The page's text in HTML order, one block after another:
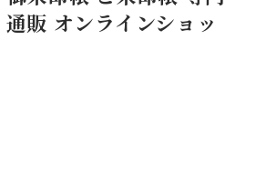
販 オンラインショッ